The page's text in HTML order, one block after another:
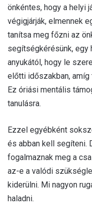
önkéntes, hogy a helyi
végigjárják, elmennek
tanítsa meg főzni az
segítségkérésünk, egy
anyukától, hogy le
előtti időszakban, amíg
Ez óriási mentális
tanulásra.
Ezzel egyébként
és abban kell segíteni.
fogalmaznak meg a
az-e a valódi
kiderülni. Mi nagyon
haladni.